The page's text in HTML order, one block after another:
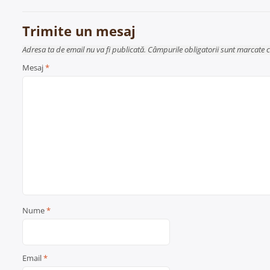
articole
Trimite un mesaj
Adresa ta de email nu va fi publicată. Câmpurile obligatorii sunt marcate
Mesaj*
Nume*
Email*